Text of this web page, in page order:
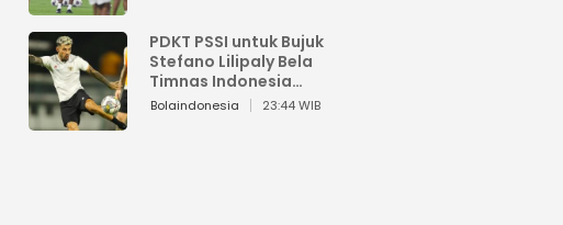
PDKT PSSI untuk Bujuk
Stefano Lilipaly Bela
Timnas Indonesia
Berakhir Berantakan
Bolaindonesia 23:44 WIB